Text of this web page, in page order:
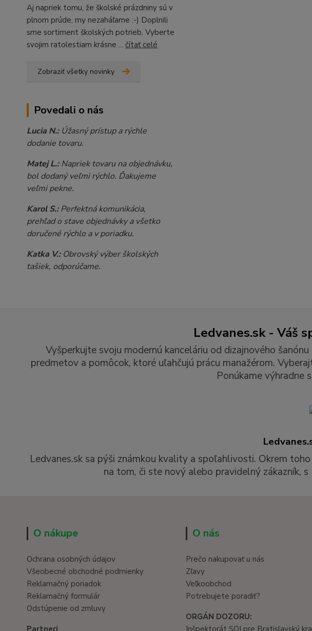
Aj napriek tomu, že školské prázdniny sú v
plnom prúde, my nezaháľame :-) Doplnili
sme sortiment školských potrieb. Vyberte
svojim ratolestiam krásne ... čítať celé
Zobraziť všetky novinky
Povedali o nás
Lucia N.:Úžasný prístup a rýchle
dodanie tovaru.
Matej L.:Napriek tovaru na objednávku,
bol dodaný veľmi rýchlo. Ďakujeme
veľmi pekne.
Karol S.:Perfektná komunikácia,
prehľad o stave objednávky a všetko
doručené rýchlo a v poriadku.
Katka V.: Obrovský výber školských
tašiek, odporúčame.
Ledvanes.sk - Váš
Vyšperkujte svoju modernú kanceláriu od dizajnového
predmetov a pomôcok, ktoré uľahčujú prácu manažérom.
Ponúkame výhradne
Ledvanes.sk sa pýši známkou kvality a spoľahlivosti. Okrem
na tom, či ste nový alebo pravidelný zákazník,
O nákupe
Ochrana osobných údajov
Všeobecné obchodné podmienky
Reklamačný poriadok
Reklamačný formulár
Odstúpenie od zmluvy
Partneri
O nás
Prečo nakupovať u nás
Zľavy
Veľkoobchod
Potrebujete poradiť?
ORGÁN DOZORU:
Inšpektorát SOI pre Bratislavský